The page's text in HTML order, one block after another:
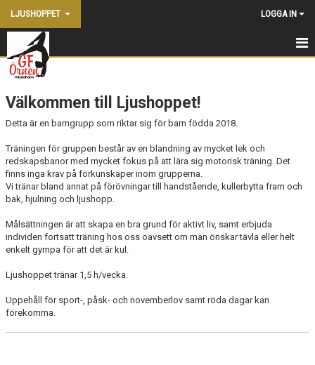
LJUSHOPPET LOGGA IN
HEM
NYHETER
BILDGALLERI
DOKUMENT
Välkommen till Ljushoppet!
Detta är en barngrupp som riktar sig för barn födda 2018.
Träningen för gruppen består av en blandning av mycket lek och
redskapsbanor med mycket fokus på att lära sig motorisk träning. Det
finns inga krav på förkunskaper inom grupperna.
Vi tränar bland annat på förövningar till handstående, kullerbytta fram och
bak, hjulning och ljushopp.
Målsättningen är att skapa en bra grund för aktivt liv, samt erbjuda
individen fortsatt träning hos oss oavsett om man önskar tävla eller helt
enkelt gympa för att det är kul.
Ljushoppet tränar 1,5 h/vecka.
Uppehåll för sport-, påsk- och novemberlov samt röda dagar kan
förekomma.